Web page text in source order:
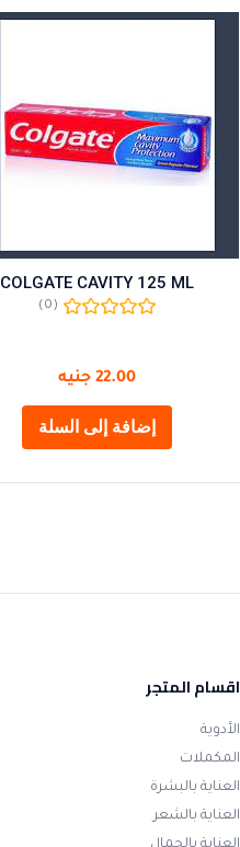
COLGATE CAVITY 125 ML
(0)
22.00 جنيه
إضافة إلى السلة
اقسام المتجر
الأدوية
المكملات
العناية بالبشرة
العناية بالشعر